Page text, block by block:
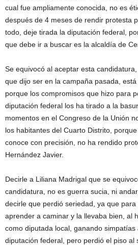
cual fue ampliamente conocida, no es
después de 4 meses de rendir protesta
todo, deje tirada la diputación federal,
que debe ir a buscar es la alcaldía de
Se equivocó al aceptar esta
que dijo ser en la campaña pasada,
porque los compromisos que hizo para
diputación federal los ha tirado a la
momentos en el Congreso de la Unión
los habitantes del Cuarto Distrito,
conoce con precisión, no ha rendido
Hernández Javier.
Decirle a Liliana Madrigal que se
candidatura, no es guerra sucia, ni
decirle que perdió seriedad, ya que
aprender a caminar y la llevaba bien, al
como diputada local, ganando simpatías
diputación federal, pero perdió el piso al